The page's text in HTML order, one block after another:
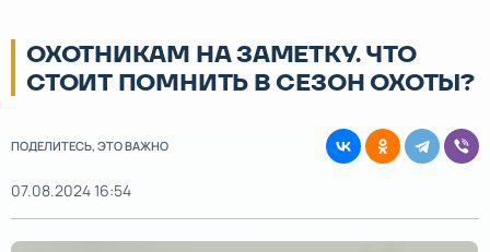
ОХОТНИКАМ НА ЗАМЕТКУ. ЧТО
СТОИТ ПОМНИТЬ В СЕЗОН ОХОТЫ?
ПОДЕЛИТЕСЬ, ЭТО ВАЖНО
07.08.2024 16:54